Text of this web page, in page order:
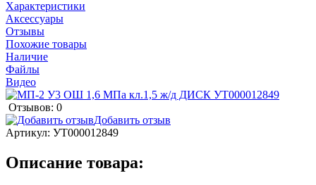
Характеристики
Аксессуары
Отзывы
Похожие товары
Наличие
Файлы
Видео
Отзывов: 0
Добавить отзыв
Артикул: УТ000012849
Описание товара: